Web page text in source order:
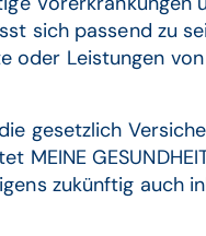
sich passend zu
oder Leistungen von
gesetzlich
MEINE
zukünftig auch